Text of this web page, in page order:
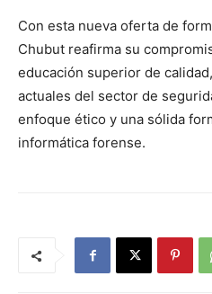
Con esta nueva oferta de
Chubut reafirma su
educación superior de
actuales del sector de
enfoque ético y una sólida
informática forense.